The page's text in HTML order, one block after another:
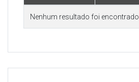
Nenhum resultado foi encontrado.